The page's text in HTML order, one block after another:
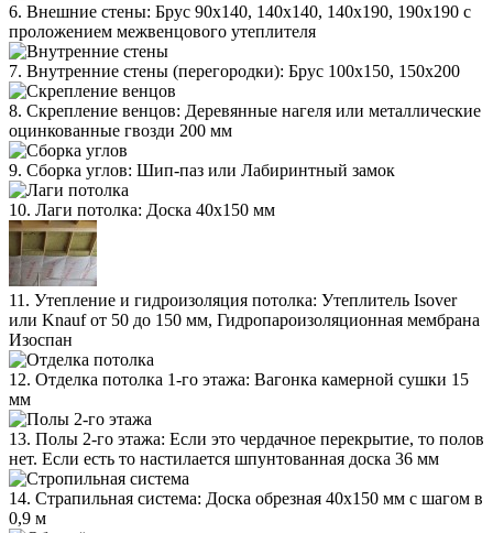
6. Внешние стены: Брус 90х140, 140х140, 140х190, 190х190 с
проложением межвенцового утеплителя
7. Внутренние стены (перегородки): Брус 100х150, 150х200
8. Скрепление венцов: Деревянные нагеля или металлические
оцинкованные гвозди 200 мм
9. Сборка углов: Шип-паз или Лабиринтный замок
10. Лаги потолка: Доска 40х150 мм
11. Утепление и гидроизоляция потолка: Утеплитель Isover
или Knauf от 50 до 150 мм, Гидропароизоляционная мембрана
Изоспан
12. Отделка потолка 1-го этажа: Вагонка камерной сушки 15
мм
13. Полы 2-го этажа: Если это чердачное перекрытие, то полов
нет. Если есть то настилается шпунтованная доска 36 мм
14. Страпильная система: Доска обрезная 40х150 мм с шагом в
0,9 м